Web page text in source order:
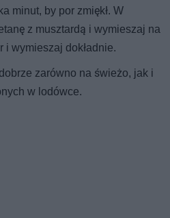
minut, by por zmiękł. W
z musztardą i wymieszaj na
i wymieszaj dokładnie.
zarówno na świeżo, jak i
w lodówce.